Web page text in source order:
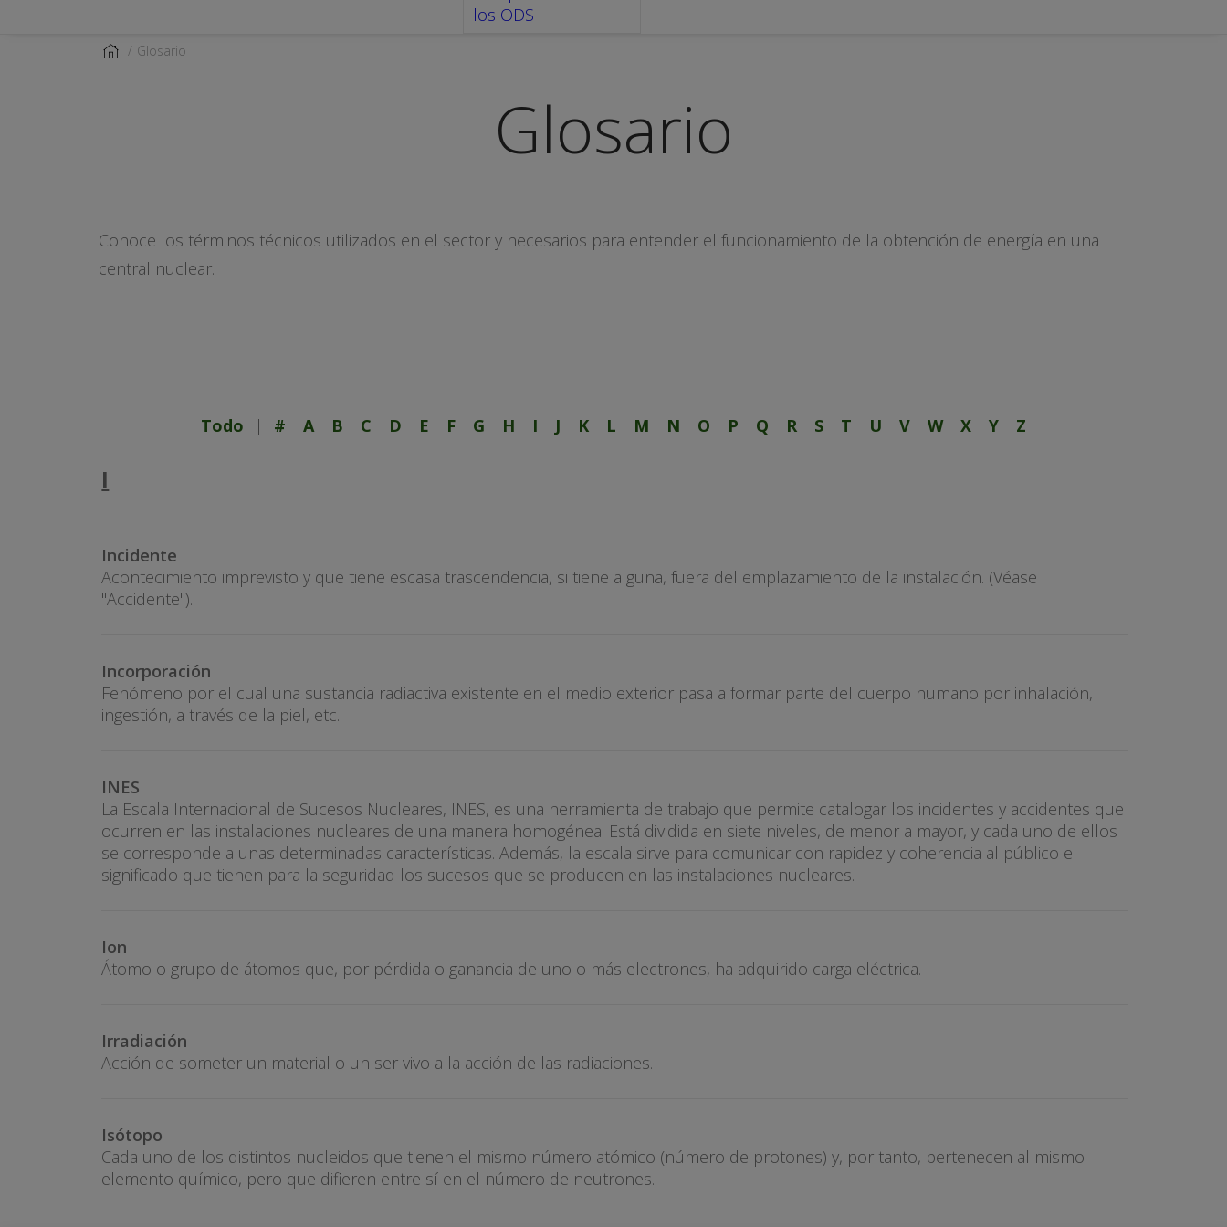
los ODS
Glosario
Glosario
Conoce los términos técnicos utilizados en el sector y necesarios para entender el funcionamiento de la obtención de energía en una
central nuclear.
Todo | # A B C D E F G H I J K L M N O P Q R S T U V W X Y Z
I
Incidente
Acontecimiento imprevisto y que tiene escasa trascendencia, si tiene alguna, fuera del emplazamiento de la instalación. (Véase
"Accidente").
Incorporación
Fenómeno por el cual una sustancia radiactiva existente en el medio exterior pasa a formar parte del cuerpo humano por inhalación,
ingestión, a través de la piel, etc.
INES
La Escala Internacional de Sucesos Nucleares, INES, es una herramienta de trabajo que permite catalogar los incidentes y accidentes que
ocurren en las instalaciones nucleares de una manera homogénea. Está dividida en siete niveles, de menor a mayor, y cada uno de ellos
se corresponde a unas determinadas características. Además, la escala sirve para comunicar con rapidez y coherencia al público el
significado que tienen para la seguridad los sucesos que se producen en las instalaciones nucleares.
Ion
Átomo o grupo de átomos que, por pérdida o ganancia de uno o más electrones, ha adquirido carga eléctrica.
Irradiación
Acción de someter un material o un ser vivo a la acción de las radiaciones.
Isótopo
Cada uno de los distintos nucleidos que tienen el mismo número atómico (número de protones) y, por tanto, pertenecen al mismo
elemento químico, pero que difieren entre sí en el número de neutrones.